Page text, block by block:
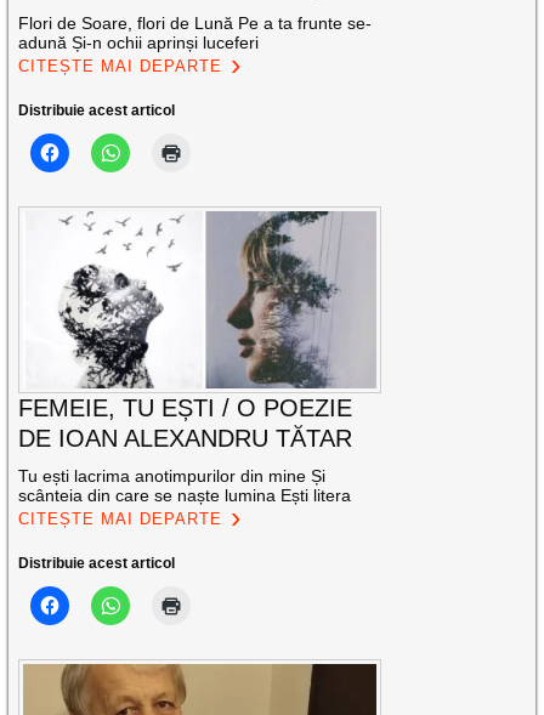
Flori de Soare, flori de Lună Pe a ta frunte se-
adună Și-n ochii aprinși luceferi
CITEȘTE MAI DEPARTE
Distribuie acest articol
FEMEIE, TU EȘTI / O POEZIE
DE IOAN ALEXANDRU TĂTAR
Tu ești lacrima anotimpurilor din mine Și
scânteia din care se naște lumina Ești litera
CITEȘTE MAI DEPARTE
Distribuie acest articol